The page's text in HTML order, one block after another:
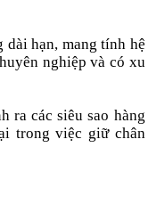
dài hạn, mang tính hệ
nghiệp và có xu
ra các siêu sao hàng
trong việc giữ chân